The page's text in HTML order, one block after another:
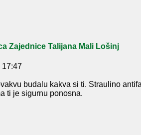
Zajednice Talijana Mali Lošinj
17:47
budalu kakva si ti. Straulino
ti je sigurnu ponosna.